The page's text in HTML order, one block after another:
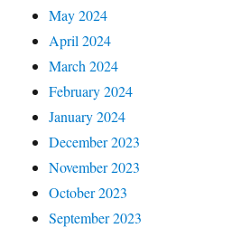
May 2024
April 2024
March 2024
February 2024
January 2024
December 2023
November 2023
October 2023
September 2023